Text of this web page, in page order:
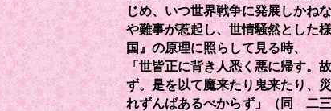
じめ、いつ世界戦争に発展しかね
や難事が惹起し、世情騒然とした
国』の原理に照らして見る時、
「世皆正に背き人悉く悪に帰す。
ず。是を以て魔来たり鬼来たり、
れずんばあるべからず」（同 二